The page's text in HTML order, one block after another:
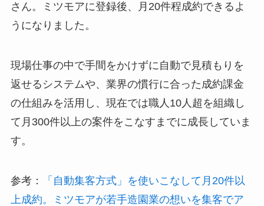
さん。ミツモアに登録後、月20件程成約できるよ
うになりました。
現場仕事の中で手間をかけずに自動で見積もりを
返せるシステムや、業界の慣行に合った成約課金
の仕組みを活用し、現在では職人10人超を組織し
て月300件以上の案件をこなすまでに成長していま
す。
参考：
「自動集客方式」を使いこなして月20件以
上成約。ミツモアが若手造園業の想いを集客でア